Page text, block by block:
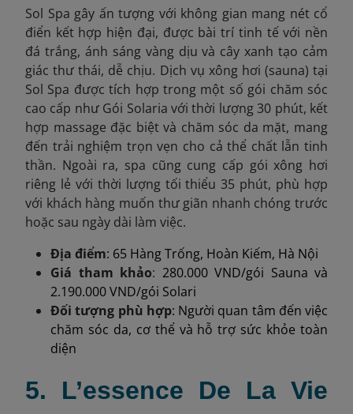
Sol Spa gây ấn tượng với không gian mang nét cổ
điển kết hợp hiện đại, được bài trí tinh tế với nền
đá trắng, ánh sáng vàng dịu và cây xanh tạo cảm
giác thư thái, dễ chịu. Dịch vụ xông hơi (sauna) tại
Sol Spa được tích hợp trong một số gói chăm sóc
cao cấp như Gói Solaria với thời lượng 30 phút, kết
hợp massage đặc biệt và chăm sóc da mặt, mang
đến trải nghiệm trọn vẹn cho cả thể chất lẫn tinh
thần. Ngoài ra, spa cũng cung cấp gói xông hơi
riêng lẻ với thời lượng tối thiểu 35 phút, phù hợp
với khách hàng muốn thư giãn nhanh chóng trước
hoặc sau ngày dài làm việc.
Địa điểm: 65 Hàng Trống, Hoàn Kiếm, Hà Nội
Giá tham khảo: 280.000 VND/gói Sauna và
2.190.000 VND/gói Solari
Đối tượng phù hợp: Người quan tâm đến việc
chăm sóc da, cơ thể và hỗ trợ sức khỏe toàn
diện
5. L’essence De La Vie